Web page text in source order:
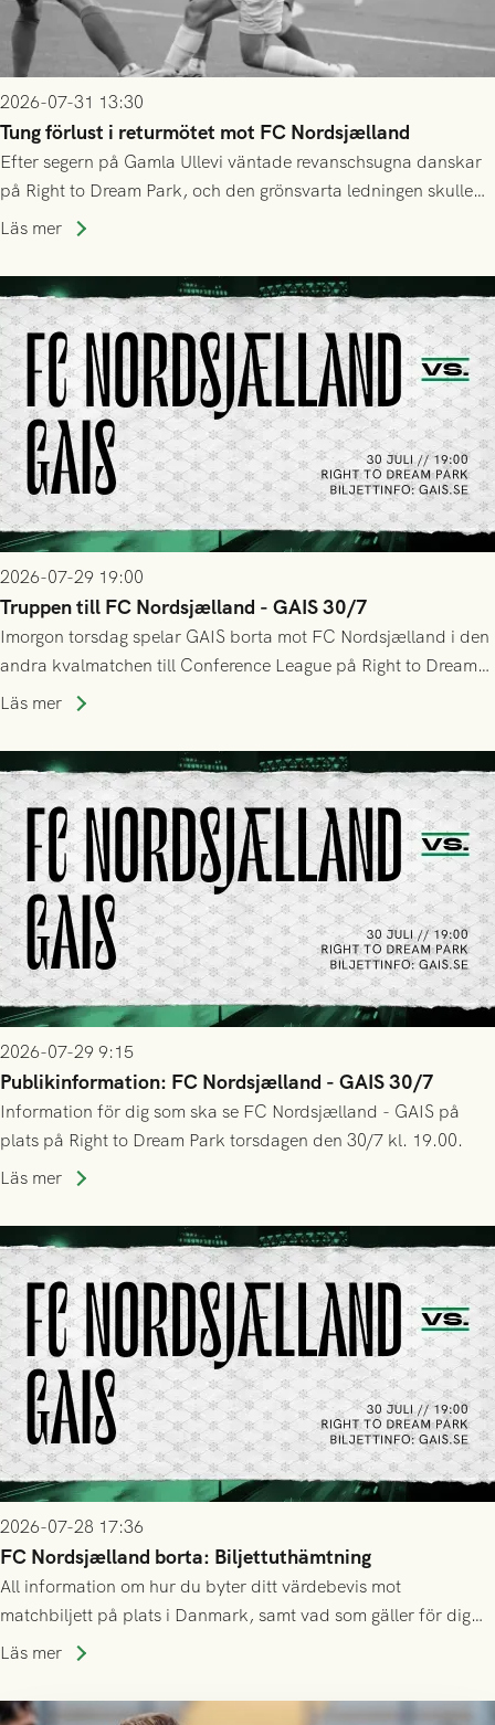
2026-07-31 13:30
Tung förlust i returmötet mot FC Nordsjælland
Efter segern på Gamla Ullevi väntade revanschsugna danskar
på Right to Dream Park, och den grönsvarta ledningen skulle
upphöra efter mindre än kvarten spelad. På lika mark visade
tennissiffror och det grönsvarta europaäventyret tog slut.
Läs mer
2026-07-29 19:00
Truppen till FC Nordsjælland - GAIS 30/7
Imorgon torsdag spelar GAIS borta mot FC Nordsjælland i den
andra kvalmatchen till Conference League på Right to Dream
Park! Fredrik Holmberg och ledarstaben har tagit ut följande
Läs mer
2026-07-29 9:15
Publikinformation: FC Nordsjælland - GAIS 30/7
Information för dig som ska se FC Nordsjælland - GAIS på
plats på Right to Dream Park torsdagen den 30/7 kl. 19.00.
Läs mer
2026-07-28 17:36
FC Nordsjælland borta: Biljettuthämtning
All information om hur du byter ditt värdebevis mot
matchbiljett på plats i Danmark, samt vad som gäller för dig
som står på reservlista eller fått förhinder.
Läs mer